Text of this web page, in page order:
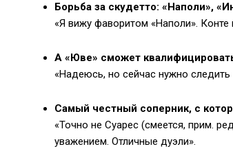
Борьба за скудетто: «Наполи»,
«Я вижу фаворитом «Наполи». Конте
А «Юве» сможет
«Надеюсь, но сейчас нужно
Самый честный соперник, с
«Точно не Суарес (смеется, прим.
уважением. Отличные дуэли».